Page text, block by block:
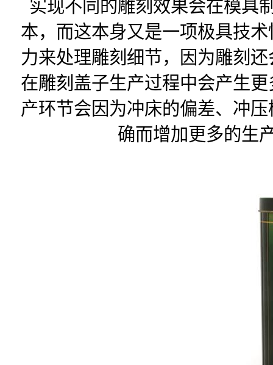
实现不同的雕刻效果会在模具
本，而这本身又是一项极具技
力来处理雕刻细节，因为雕刻
在雕刻盖子生产过程中会产生
产环节会因为冲床的偏差、冲
确而增加更多的生